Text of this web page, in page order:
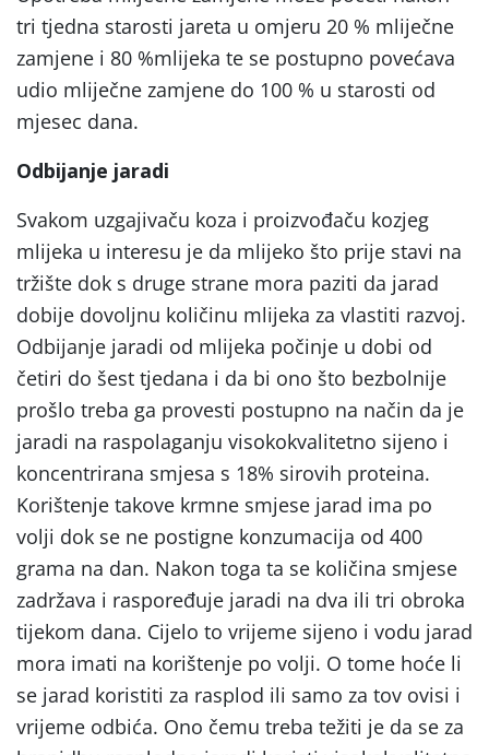
tri tjedna starosti jareta u omjeru 20 % mliječne
zamjene i 80 %mlijeka te se postupno povećava
udio mliječne zamjene do 100 % u starosti od
mjesec dana.
Odbijanje jaradi
Svakom uzgajivaču koza i proizvođaču kozjeg
mlijeka u interesu je da mlijeko što prije stavi na
tržište dok s druge strane mora paziti da jarad
dobije dovoljnu količinu mlijeka za vlastiti razvoj.
Odbijanje jaradi od mlijeka počinje u dobi od
četiri do šest tjedana i da bi ono što bezbolnije
prošlo treba ga provesti postupno na način da je
jaradi na raspolaganju visokokvalitetno sijeno i
koncentrirana smjesa s 18% sirovih proteina.
Korištenje takove krmne smjese jarad ima po
volji dok se ne postigne konzumacija od 400
grama na dan. Nakon toga ta se količina smjese
zadržava i raspoređuje jaradi na dva ili tri obroka
tijekom dana. Cijelo to vrijeme sijeno i vodu jarad
mora imati na korištenje po volji. O tome hoće li
se jarad koristiti za rasplod ili samo za tov ovisi i
vrijeme odbića. Ono čemu treba težiti je da se za